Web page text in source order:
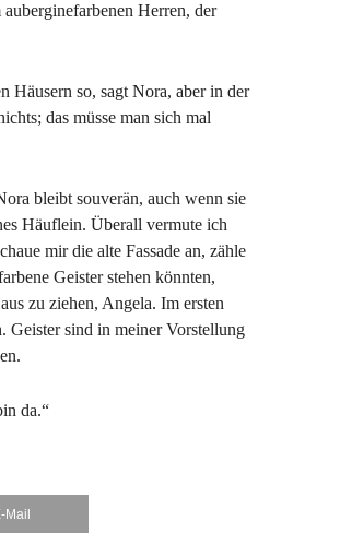
Herren, der
Häusern so, sagt Nora, aber in der
das müsse man sich mal
bleibt souverän, auch wenn sie
Häuflein. Überall vermute ich
mir die alte Fassade an, zähle
Geister stehen könnten,
zu ziehen, Angela. Im ersten
Geister sind in meiner Vorstellung
da.“
Mail